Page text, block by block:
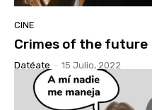
CINE
Crimes of the future
Datéate - 15 Julio, 2022